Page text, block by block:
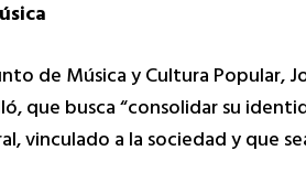
de Música y Cultura Popular,
que busca “consolidar su
vinculado a la sociedad y que